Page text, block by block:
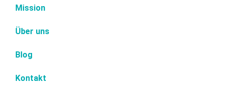
Mission
Über uns
Blog
Kontakt